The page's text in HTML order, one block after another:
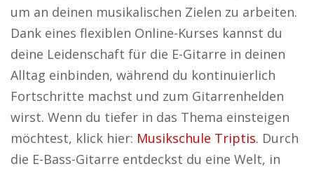
um an deinen musikalischen Zielen zu arbeiten.
Dank eines flexiblen Online-Kurses kannst du
deine Leidenschaft für die E-Gitarre in deinen
Alltag einbinden, während du kontinuierlich
Fortschritte machst und zum Gitarrenhelden
wirst. Wenn du tiefer in das Thema einsteigen
möchtest, klick hier: Musikschule Triptis. Durch
die E-Bass-Gitarre entdeckst du eine Welt, in